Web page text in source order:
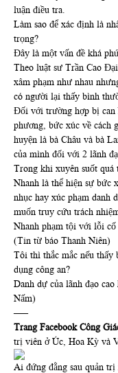
luận điều tra.
Làm sao để xác định là
trọng?
Đây là một vấn đề khá
Theo luật sư Trần Cao
xâm phạm như nhau
có người lại thấy bình
Đối với trường hợp bị can
phương, bức xúc về cách
huyện là bà Châu và bà
của mình đối với 2 lãnh
Trong khi xuyên suốt quá
Nhanh là thể hiện sự bức
nhục hay xúc phạm danh
muốn truy cứu trách
Nhanh phạm tội với lỗi cố
(Tin từ báo Thanh Niên)
Tôi thì thắc mắc nếu thấy
dụng công an?
Danh dự của lãnh đạo
Nấm)
—–
Trang Facebook Công
trị viên ở Úc, Hoa Kỳ và
Ai đứng đằng sau quản trị